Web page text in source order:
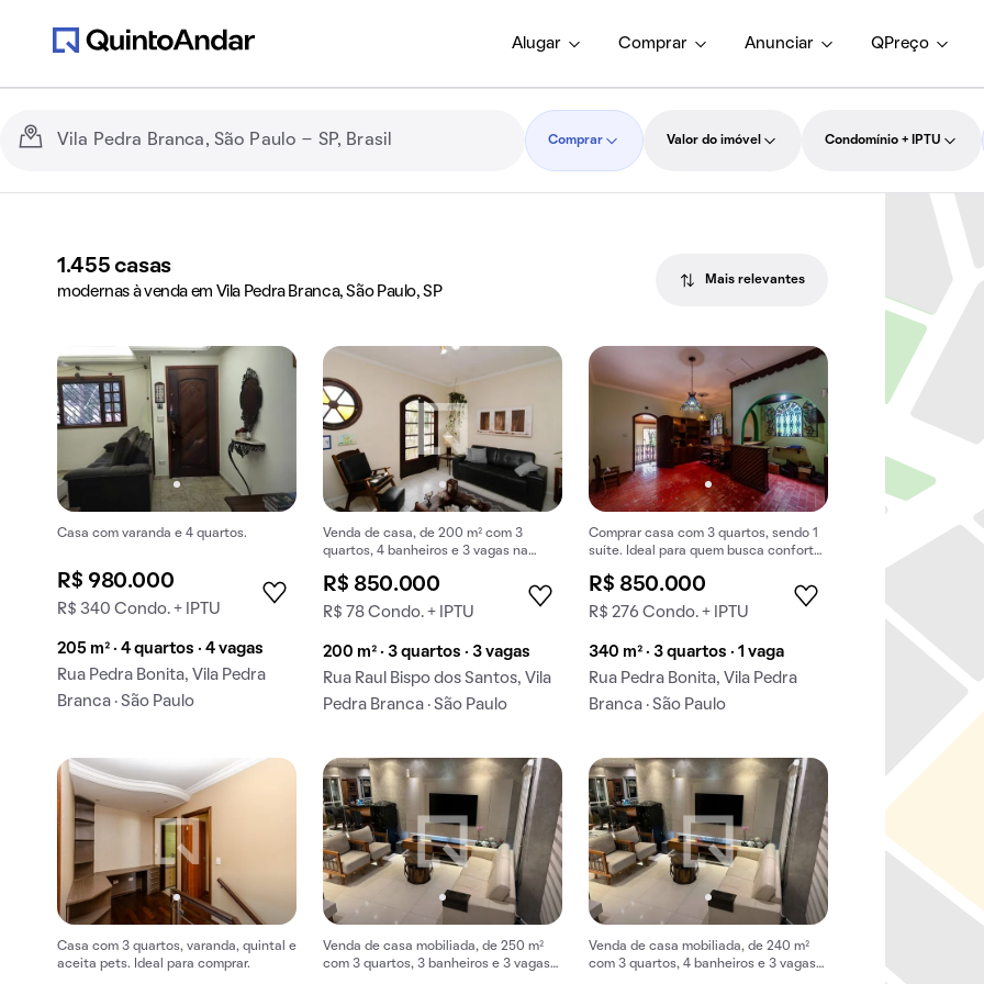
Alugar Comprar Anunciar QPreço
Comprar Valor do imóvel Condomínio + IPTU
1.455 casas
modernas à venda em Vila Pedra Branca, São Paulo, SP
Mais relevantes
Casa com varanda e 4 quartos.
R$ 980.000
R$ 340 Condo. + IPTU
205 m² · 4 quartos · 4 vagas
Rua Pedra Bonita, Vila Pedra
Branca · São Paulo
Venda de casa, de 200 m² com 3
quartos, 4 banheiros e 3 vagas na
R$ 850.000
R$ 78 Condo. + IPTU
200 m² · 3 quartos · 3 vagas
Rua Raul Bispo dos Santos, Vila
Pedra Branca · São Paulo
Comprar casa com 3 quartos, sendo 1
suíte. Ideal para quem busca conforto
R$ 850.000
R$ 276 Condo. + IPTU
340 m² · 3 quartos · 1 vaga
Rua Pedra Bonita, Vila Pedra
Branca · São Paulo
Casa com 3 quartos, varanda, quintal e
aceita pets. Ideal para comprar.
Venda de casa mobiliada, de 250 m²
com 3 quartos, 3 banheiros e 3 vagas
Venda de casa mobiliada, de 240 m²
com 3 quartos, 4 banheiros e 3 vagas